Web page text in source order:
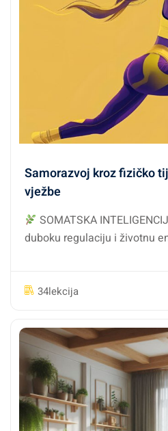
Samorazvoj kroz fizičko
vježbe
SOMATSKA
duboku regulaciju i životnu
34lekcija